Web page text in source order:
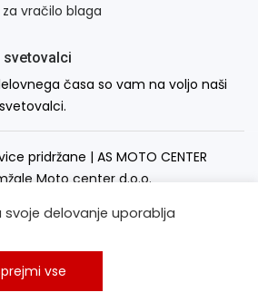
vračilo blaga
svetovalci
časa so vam na voljo naši
pridržane | AS MOTO CENTER
Moto center d.o.o.
delovanje uporablja
vse